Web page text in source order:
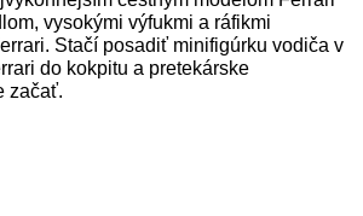
vysokými výfukmi a ráfikmi
Stačí posadiť minifigúrku vodiča v
do kokpitu a pretekárske
začať.